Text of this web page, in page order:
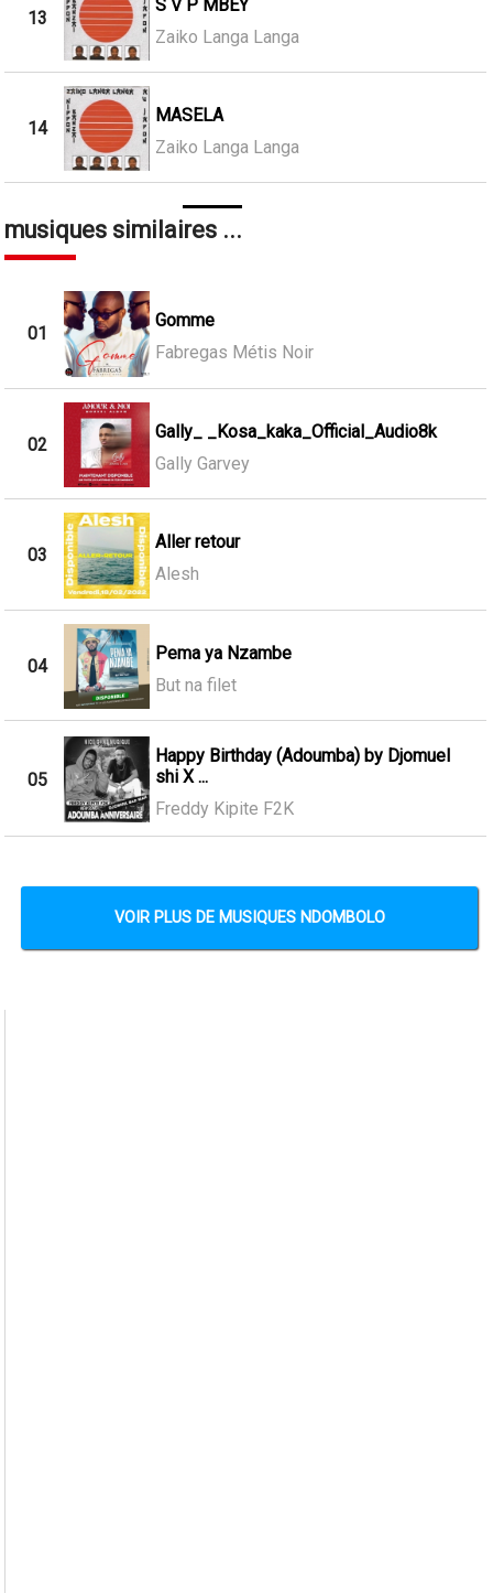
13
S V P MBEY
Zaiko Langa Langa
14
MASELA
Zaiko Langa Langa
musiques similaires ...
01
Gomme
Fabregas Métis Noir
02
Gally_ _Kosa_kaka_Official_Audio8k
Gally Garvey
03
Aller retour
Alesh
04
Pema ya Nzambe
But na filet
05
Happy Birthday (Adoumba) by Djomuel
shi X ...
Freddy Kipite F2K
VOIR PLUS DE MUSIQUES NDOMBOLO